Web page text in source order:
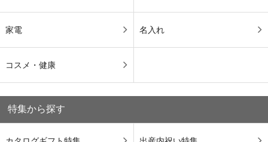
家電 名入れ
コスメ・健康
特集から探す